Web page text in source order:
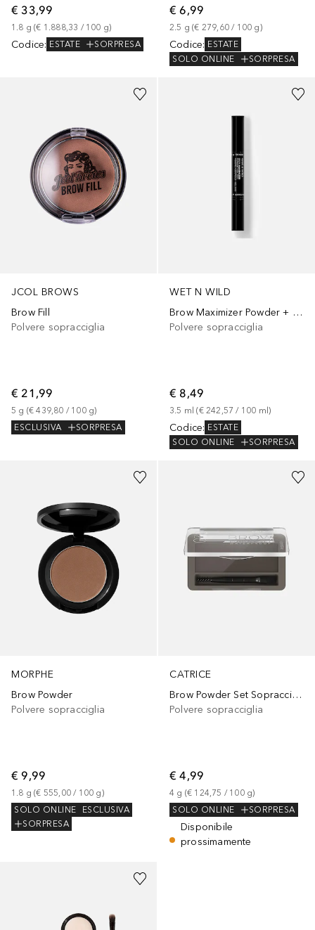
€ 33,99
1.8 g (€ 1.888,33 / 100 g)
Codice: ESTATE SORPRESA
€ 6,99
2.5 g (€ 279,60 / 100 g)
Codice: ESTATE
SOLO ONLINE
SORPRESA
JCOL BROWS
Brow Fill
Polvere sopracciglia
€ 21,99
5 g (€ 439,80 / 100 g)
ESCLUSIVA
SORPRESA
WET N WILD
Brow Maximizer Powder + Gel Duo
Polvere sopracciglia
€ 8,49
3.5 ml (€ 242,57 / 100 ml)
Codice: ESTATE
SOLO ONLINE
SORPRESA
MORPHE
Brow Powder
Polvere sopracciglia
€ 9,99
1.8 g (€ 555,00 / 100 g)
SOLO ONLINE
ESCLUSIVA
SORPRESA
CATRICE
Brow Powder Set Sopracciglia Resistente all’Acqua
Polvere sopracciglia
€ 4,99
4 g (€ 124,75 / 100 g)
SOLO ONLINE
SORPRESA
Disponibile
prossimamente